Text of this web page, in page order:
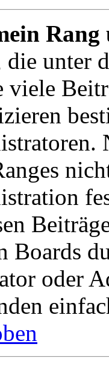
die unter
viele
Boards
oder